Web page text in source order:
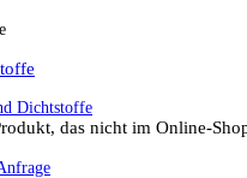
Dichtstoffe
das nicht im Online-